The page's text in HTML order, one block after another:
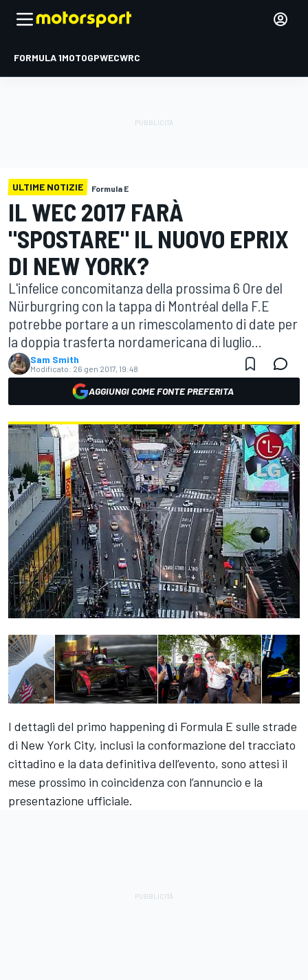
FORMULA 1MOTOGPWECWRC
ULTIME NOTIZIE Formula E
IL WEC 2017 FARÀ
"SPOSTARE" IL NUOVO EPRIX
DI NEW YORK?
L'infelice concomitanza della prossima 6 Ore del
Nürburgring con la tappa di Montréal della F.E
potrebbe portare a un rimescolamento di date per
la doppia trasferta nordamericana di luglio...
Sam Smith
Modificato: 26 gen 2017, 19:48
AGGIUNGI COME FONTE PREFERITA
I dettagli del primo happening di Formula E sulle strade
di New York City, inclusi la conformazione del tracciato
cittadino e la data definitiva dell’evento, sono attesi il
mese prossimo in coincidenza con l’annuncio e la
presentazione ufficiale.